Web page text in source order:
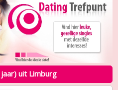
uit Limburg